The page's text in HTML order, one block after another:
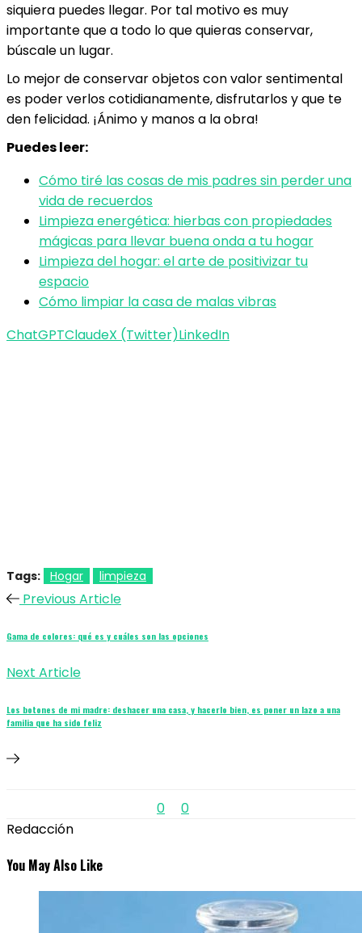
siquiera puedes llegar. Por tal motivo es muy
importante que a todo lo que quieras conservar,
búscale un lugar.
Lo mejor de conservar objetos con valor sentimental
es poder verlos cotidianamente, disfrutarlos y que te
den felicidad. ¡Ánimo y manos a la obra!
Puedes leer:
Cómo tiré las cosas de mis padres sin perder una
vida de recuerdos
Limpieza energética: hierbas con propiedades
mágicas para llevar buena onda a tu hogar
Limpieza del hogar: el arte de positivizar tu
espacio
Cómo limpiar la casa de malas vibras
ChatGPTClaudeX (Twitter)LinkedIn
Tags: Hogar limpieza
Previous Article
Gama de colores: qué es y cuáles son las opciones
Next Article
Los botones de mi madre: deshacer una casa, y hacerlo bien, es poner un lazo a una
familia que ha sido feliz
0
0
Redacción
You May Also Like